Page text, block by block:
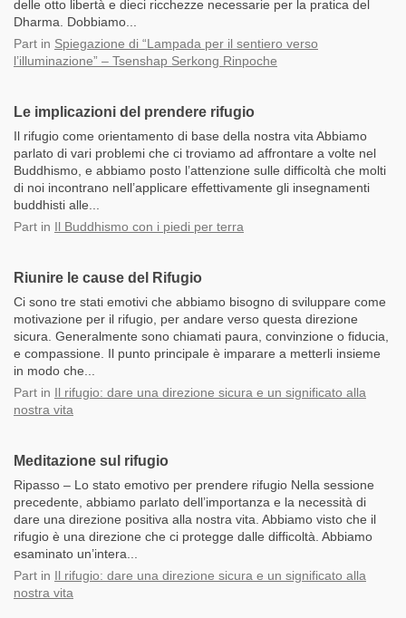
delle otto libertà e dieci ricchezze necessarie per la pratica del
Dharma. Dobbiamo...
Part in Spiegazione di “Lampada per il sentiero verso
l’illuminazione” – Tsenshap Serkong Rinpoche
Le implicazioni del prendere rifugio
Il rifugio come orientamento di base della nostra vita Abbiamo
parlato di vari problemi che ci troviamo ad affrontare a volte nel
Buddhismo, e abbiamo posto l’attenzione sulle difficoltà che molti
di noi incontrano nell’applicare effettivamente gli insegnamenti
buddhisti alle...
Part in Il Buddhismo con i piedi per terra
Riunire le cause del Rifugio
Ci sono tre stati emotivi che abbiamo bisogno di sviluppare come
motivazione per il rifugio, per andare verso questa direzione
sicura. Generalmente sono chiamati paura, convinzione o fiducia,
e compassione. Il punto principale è imparare a metterli insieme
in modo che...
Part in Il rifugio: dare una direzione sicura e un significato alla
nostra vita
Meditazione sul rifugio
Ripasso – Lo stato emotivo per prendere rifugio Nella sessione
precedente, abbiamo parlato dell’importanza e la necessità di
dare una direzione positiva alla nostra vita. Abbiamo visto che il
rifugio è una direzione che ci protegge dalle difficoltà. Abbiamo
esaminato un’intera...
Part in Il rifugio: dare una direzione sicura e un significato alla
nostra vita